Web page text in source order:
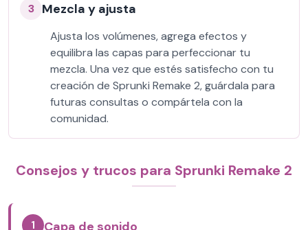
3 Mezcla y ajusta
Ajusta los volúmenes, agrega efectos y
equilibra las capas para perfeccionar tu
mezcla. Una vez que estés satisfecho con tu
creación de Sprunki Remake 2, guárdala para
futuras consultas o compártela con la
comunidad.
Consejos y trucos para Sprunki Remake 2
1 Capa de sonido